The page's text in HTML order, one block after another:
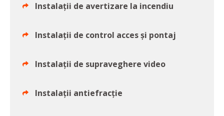
Instalații de avertizare la incendiu
Instalații de control acces și pontaj
Instalații de supraveghere video
Instalații antiefracție